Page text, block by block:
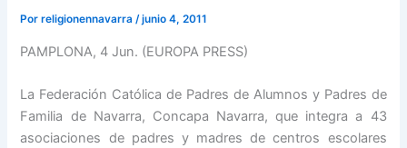
Porreligionennavarra/junio 4, 2011
PAMPLONA, 4 Jun. (EUROPA PRESS)
La Federación Católica de Padres de Alumnos y Padres de
Familia de Navarra, Concapa Navarra, que integra a 43
asociaciones de padres y madres de centros escolares